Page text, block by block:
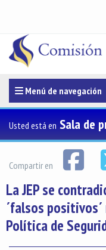
Menúde navegación
Menú de navegación
Usted está en Sala de
Compartir en
La JEP se
´falsos
Política de